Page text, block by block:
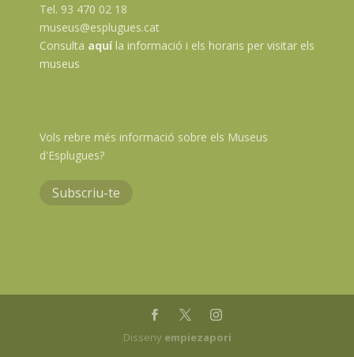
Tel. 93 470 02 18
museus@esplugues.cat
Consulta aquíla informació i els horaris per visitar els
museus
Vols rebre més informació sobre els Museus
d'Esplugues?
Subscriu-te
Disseny empiezapori